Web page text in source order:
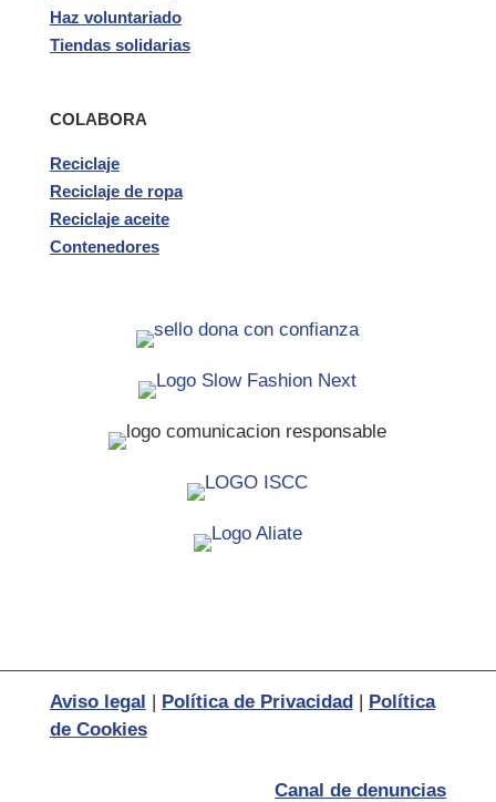
Haz voluntariado
Tiendas solidarias
COLABORA
Reciclaje
Reciclaje de ropa
Reciclaje aceite
Contenedores
Aviso legal | Política de Privacidad | Política
de Cookies
Canal de denuncias